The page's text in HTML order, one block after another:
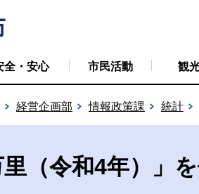
全・安心 市民活動 観
経営企画部 情報政策課 統計
里（令和4年）」